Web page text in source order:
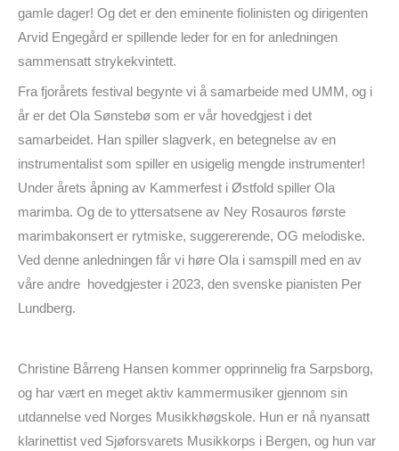
gamle dager! Og det er den eminente fiolinisten og dirigenten
Arvid Engegård er spillende leder for en for anledningen
sammensatt strykekvintett.
Fra fjorårets festival begynte vi å samarbeide med UMM, og i
år er det Ola Sønstebø som er vår hovedgjest i det
samarbeidet. Han spiller slagverk, en betegnelse av en
instrumentalist som spiller en usigelig mengde instrumenter!
Under årets åpning av Kammerfest i Østfold spiller Ola
marimba. Og de to yttersatsene av Ney Rosauros første
marimbakonsert er rytmiske, suggererende, OG melodiske.
Ved denne anledningen får vi høre Ola i samspill med en av
våre andre hovedgjester i 2023, den svenske pianisten Per
Lundberg.
Christine Bårreng Hansen kommer opprinnelig fra Sarpsborg,
og har vært en meget aktiv kammermusiker gjennom sin
utdannelse ved Norges Musikkhøgskole. Hun er nå nyansatt
klarinettist ved Sjøforsvarets Musikkorps i Bergen, og hun var